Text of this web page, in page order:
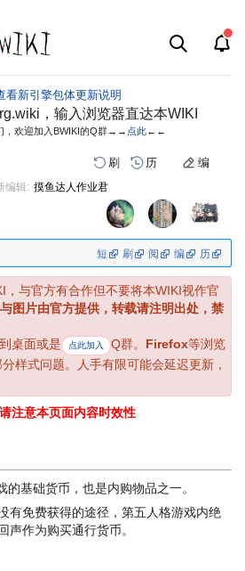
看新引擎包体更新说明
，输入浏览器直达本WIKI
，欢迎加入BWIKI的Q群→→ 点此←←
刷 历 编
编辑: 摸鱼达人作业君
短 刷 阅 编 历
，与官方有合作但不要将本WIKI视作官
图片由官方提供，转载请注明出处，禁
桌面或是 点此加入 Q群。 Firefox等浏览
样式问题。人手有限可能会延迟更新，
请注意本页面内容时效性
的基础货币，也是内购物品之一。
有免费获得的途径，第五人格游戏内绝
声作为购买通行货币。